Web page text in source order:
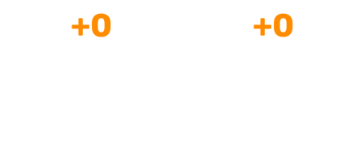
+0 +0